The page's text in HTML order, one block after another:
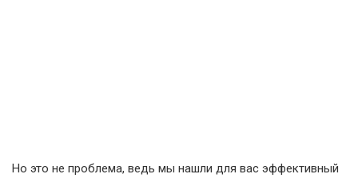
Но это не проблема, ведь мы нашли для вас эффективный